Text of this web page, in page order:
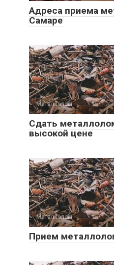
Адреса приема
Самаре
Металлолом
Сдать
высокой цене
Металлолом
Прием